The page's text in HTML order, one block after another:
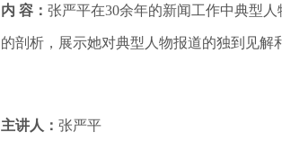
内 容： 张严平在30余年的新闻工作中典型
的剖析，展示她对典型人物报道的独到见
主讲人： 张严平